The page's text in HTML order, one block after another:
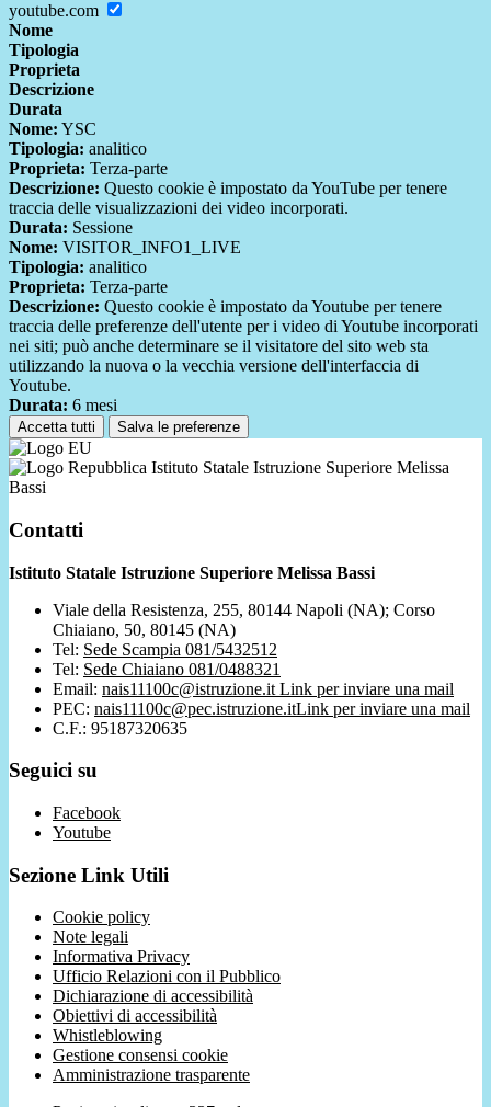
youtube.com
Nome
Tipologia
Proprieta
Descrizione
Durata
Nome: YSC
Tipologia: analitico
Proprieta: Terza-parte
Descrizione: Questo cookie è impostato da YouTube per tenere
traccia delle visualizzazioni dei video incorporati.
Durata: Sessione
Nome: VISITOR_INFO1_LIVE
Tipologia: analitico
Proprieta: Terza-parte
Descrizione: Questo cookie è impostato da Youtube per tenere
traccia delle preferenze dell'utente per i video di Youtube incorporati
nei siti; può anche determinare se il visitatore del sito web sta
utilizzando la nuova o la vecchia versione dell'interfaccia di
Youtube.
Durata: 6 mesi
Accetta tutti Salva le preferenze
Istituto Statale Istruzione Superiore Melissa
Bassi
Contatti
Istituto Statale Istruzione Superiore Melissa Bassi
Viale della Resistenza, 255, 80144 Napoli (NA); Corso
Chiaiano, 50, 80145 (NA)
Tel: Sede Scampia 081/5432512
Tel: Sede Chiaiano 081/0488321
Email: nais11100c@istruzione.it Link per inviare una mail
PEC: nais11100c@pec.istruzione.itLink per inviare una mail
C.F.: 95187320635
Seguici su
Facebook
Youtube
Sezione Link Utili
Cookie policy
Note legali
Informativa Privacy
Ufficio Relazioni con il Pubblico
Dichiarazione di accessibilità
Obiettivi di accessibilità
Whistleblowing
Gestione consensi cookie
Amministrazione trasparente